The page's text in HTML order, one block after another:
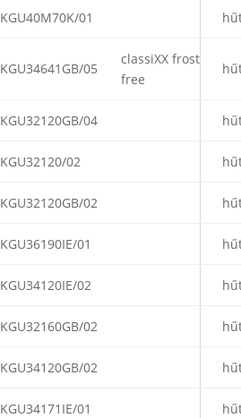
KGU40M70K/01
KGU34641GB/05
classiXX frost
free
KGU32120GB/04
KGU32120/02
KGU32120GB/02
KGU36190IE/01
KGU34120IE/02
KGU32160GB/02
KGU34120GB/02
KGU34171IE/01